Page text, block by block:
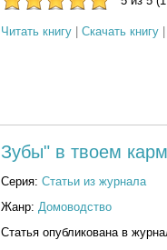
Читать книгу Скачать книгу
Зубы" в твоем
Серия: Статьи из журнала
Жанр: Домоводство
Статья опубликована в